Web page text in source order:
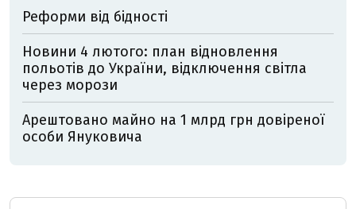
Реформи від бідності
Новини 4 лютого: план відновлення
польотів до України, відключення світла
через морози
Арештовано майно на 1 млрд грн довіреної
особи Януковича